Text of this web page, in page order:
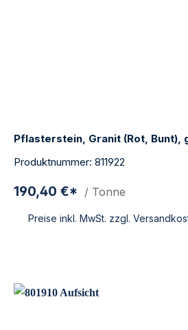
Pflasterstein, Granit (Rot, Bunt),
Produktnummer: 811922
190,40 €* / Tonne
Preise inkl. MwSt. zzgl.